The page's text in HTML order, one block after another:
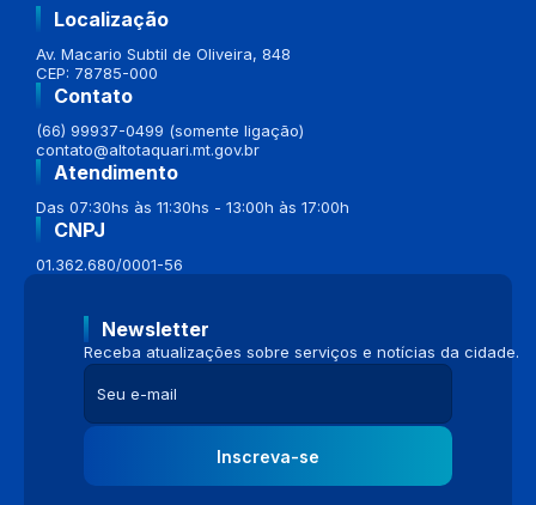
Localização
Av. Macario Subtil de Oliveira, 848
CEP: 78785-000
Contato
(66) 99937-0499 (somente ligação)
contato@altotaquari.mt.gov.br
Atendimento
Das 07:30hs às 11:30hs - 13:00h às 17:00h
CNPJ
01.362.680/0001-56
Newsletter
Receba atualizações sobre serviços e notícias da cidade.
Inscreva-se